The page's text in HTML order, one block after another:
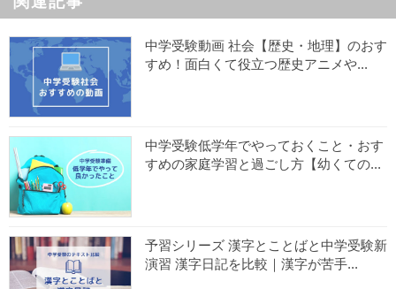
中学受験動画 社会【歴史・地理】のおす
すめ！面白くて役立つ歴史アニメや...
中学受験低学年でやっておくこと・おす
すめの家庭学習と過ごし方【幼くての...
予習シリーズ 漢字とことばと中学受験新
演習 漢字日記を比較｜漢字が苦手...